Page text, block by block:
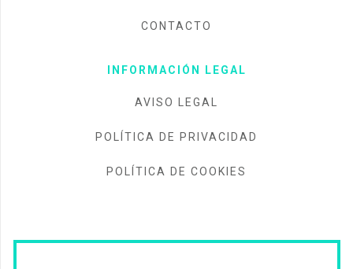
CONTACTO
INFORMACIÓN LEGAL
AVISO LEGAL
POLÍTICA DE PRIVACIDAD
POLÍTICA DE COOKIES